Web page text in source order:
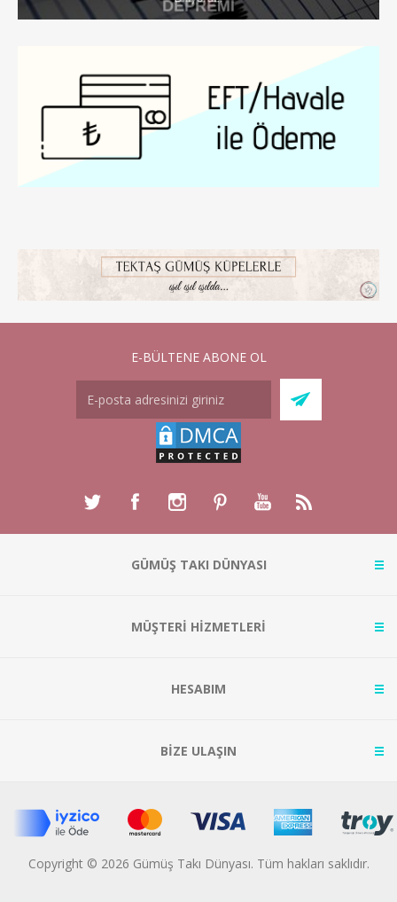
E-BÜLTENE ABONE OL
GÜMÜŞ TAKI DÜNYASI
MÜŞTERİ HİZMETLERİ
HESABIM
BİZE ULAŞIN
Copyright © 2026 Gümüş Takı Dünyası. Tüm hakları saklıdır.